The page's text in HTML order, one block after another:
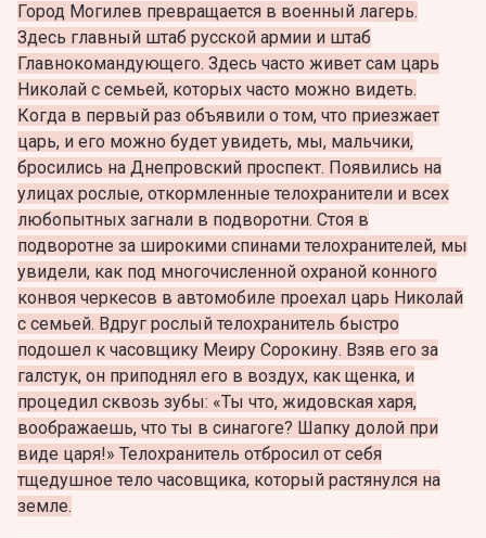
Город Могилев превращается в военный лагерь.
Здесь главный штаб русской армии и штаб
Главнокомандующего. Здесь часто живет сам царь
Николай с семьей, которых часто можно видеть.
Когда в первый раз объявили о том, что приезжает
царь, и его можно будет увидеть, мы, мальчики,
бросились на Днепровский проспект. Появились на
улицах рослые, откормленные телохранители и всех
любопытных загнали в подворотни. Стоя в
подворотне за широкими спинами телохранителей, мы
увидели, как под многочисленной охраной конного
конвоя черкесов в автомобиле проехал царь Николай
с семьей. Вдруг рослый телохранитель быстро
подошел к часовщику Меиру Сорокину. Взяв его за
галстук, он приподнял его в воздух, как щенка, и
процедил сквозь зубы: «Ты что, жидовская харя,
воображаешь, что ты в синагоге? Шапку долой при
виде царя!» Телохранитель отбросил от себя
тщедушное тело часовщика, который растянулся на
земле.